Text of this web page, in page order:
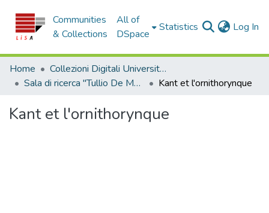
Communities
& Collections
All of
DSpace
Statistics Log In
Home
Collezioni Digitali Università della Calabria
Sala di ricerca "Tullio De Mauro"
Kant et l'ornithorynque
Kant et l'ornithorynque